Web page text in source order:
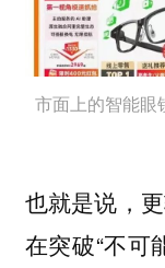
市面上的智能眼
也就是说，
在突破“不可